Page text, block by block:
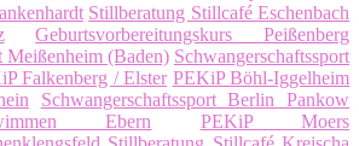
Stillberatung Stillcafé Eschenbach
Geburtsvorbereitungskurs Peißenberg
Meißenheim (Baden) Schwangerschaftssport
Falkenberg / Elster PEKiP Böhl-Iggelheim
Schwangerschaftssport Berlin Pankow
Ebern
PEKiP Moers